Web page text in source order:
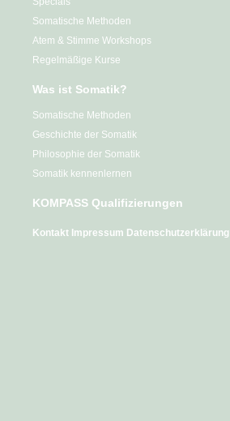
Somatische Methoden
Atem & Stimme Workshops
Regelmäßige Kurse
Was ist Somatik?
Somatische Methoden
Geschichte der Somatik
Philosophie der Somatik
Somatik kennenlernen
KOMPASS Qualifizierungen
Kontakt Impressum Datenschutzerklärung